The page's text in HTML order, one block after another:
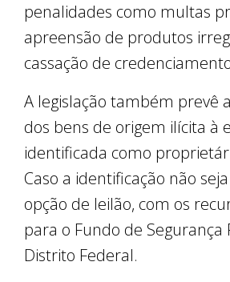
penalidades como multas
apreensão de produtos
cassação de
A legislação também prevê
dos bens de origem ilícita à
identificada como
Caso a identificação não
opção de leilão, com os
para o Fundo de Segurança
Distrito Federal.